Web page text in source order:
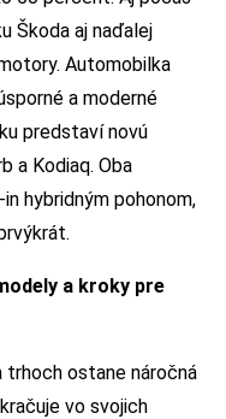
Škoda aj naďalej
Automobilka
a moderné
predstaví novú
a Kodiaq. Oba
hybridným pohonom,
a kroky pre
trhoch ostane náročná
vo svojich